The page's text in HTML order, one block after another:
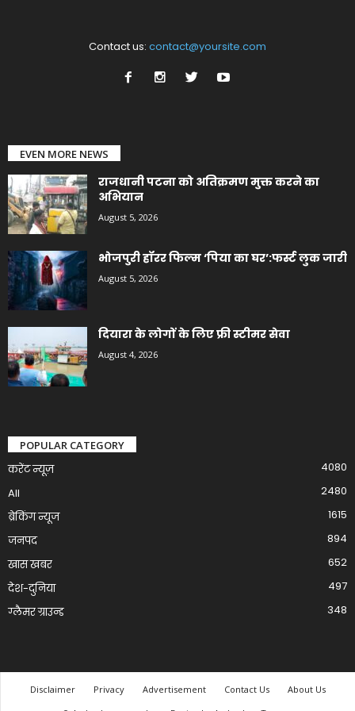
Contact us: contact@yoursite.com
EVEN MORE NEWS
राजधानी पटना को अतिक्रमण मुक्त करने का
अभियान
August 5, 2026
भोजपुरी हॉरर फिल्म ‘पिया का घर’:फर्स्ट लुक जारी
August 5, 2026
दियारा के लोगों के लिए फ्री स्टीमर सेवा
August 4, 2026
POPULAR CATEGORY
करेंट न्यूज़
4080
All
2480
ब्रेकिंग न्यूज
1615
जनपद
894
खास खबर
652
देश-दुनिया
497
ग्लैमर ग्राउन्ड
348
Disclaimer Privacy Advertisement Contact Us
About Us